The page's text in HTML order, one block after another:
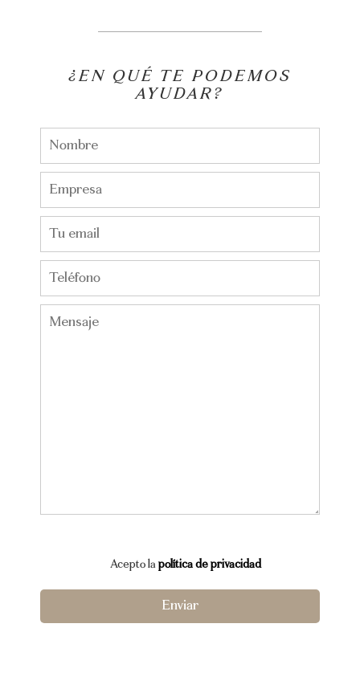
¿EN QUÉ TE PODEMOS
AYUDAR?
Acepto la política de privacidad